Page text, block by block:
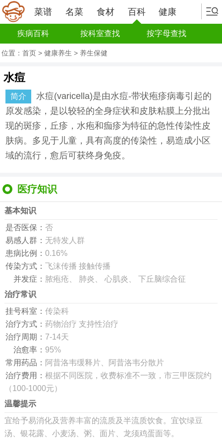
菜谱 名菜 食材 百科 健康
疾病百科 按科室查找 按字母查找
位置： 首页 > 健康养生 > 养生保健
水痘
简介
水痘(varicella)是由水痘-带状疱疹病毒引起的
原发感染，是以较轻的全身症状和皮肤粘膜上分批出
现的斑疹，丘疹，水疱和痂疹为特征的急性传染性皮
肤病。多见于儿童，具有高度的传染性，易造成小区
域的流行，愈后可获终身免疫。
医疗知识
基本知识
是否医保： 否
易感人群： 无特发人群
患病比例： 0.16%
传染方式： 飞沫传播 接触传播
并发症： 脓疱疮、 肺炎、 心肌炎、 下丘脑综合征
治疗常识
挂号科室： 传染科
治疗方式： 药物治疗 支持性治疗
治疗周期： 7-14天
治愈率： 95%
常用药品： 阿昔洛韦缓释片、阿昔洛韦分散片
治疗费用： 根据不同医院，收费标准不一致，市三甲医院约
（100-1000元）
温馨提示
宜给予易消化及营养丰富的流质及半流质饮食。宜饮绿豆
汤、银花露、小麦汤、粥、面片、龙须鸡蛋面等。